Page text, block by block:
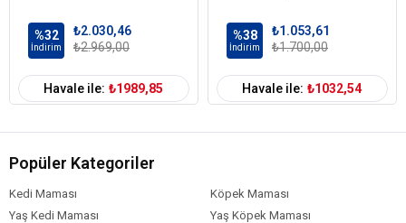
Havuç
Kabak
Yaban mersini tozu
Nar
Pisilyum
Aralığı
%32
İndirim
₺2.030,46
₺2.969,00
Havale ile: ₺1989,85
%38
İndirim
₺1.053,61
₺1.700,00
Havale ile: ₺1032,54
Popüler Kategoriler
Kedi Maması
Köpek Maması
Yaş Kedi Maması
Yaş Köpek Maması